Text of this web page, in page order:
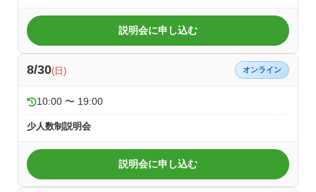
説明会に申し込む
8/30(日) オンライン
10:00 〜 19:00
少人数制説明会
説明会に申し込む